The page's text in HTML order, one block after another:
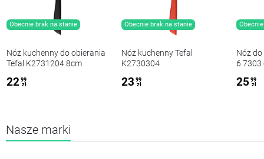
Obecnie brak na stanie
Nóż kuchenny do obierania
Tefal K2731204 8cm
22 99
zł
Obecnie brak na stanie
Nóż kuchenny Tefal
K2730304
23 99
zł
Nóż
6.7303
25 99
zł
Nasze marki